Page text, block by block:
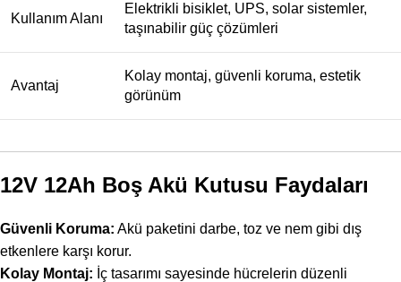
Kullanım Alanı
Elektrikli bisiklet, UPS, solar sistemler,
taşınabilir güç çözümleri
Avantaj
Kolay montaj, güvenli koruma, estetik
görünüm
12V 12Ah Boş Akü Kutusu Faydaları
Güvenli Koruma: Akü paketini darbe, toz ve nem gibi dış
etkenlere karşı korur.
Kolay Montaj: İç tasarımı sayesinde hücrelerin düzenli